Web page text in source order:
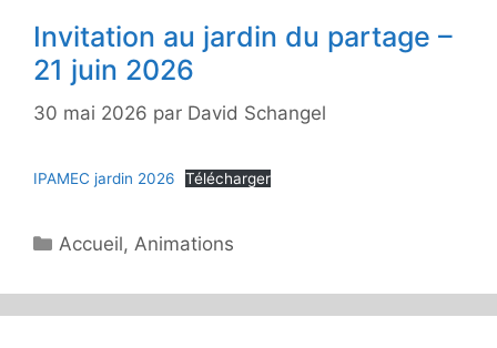
Invitation au jardin du partage –
21 juin 2026
30 mai 2026 par David Schangel
IPAMEC jardin 2026 Télécharger
Catégories
Accueil, Animations